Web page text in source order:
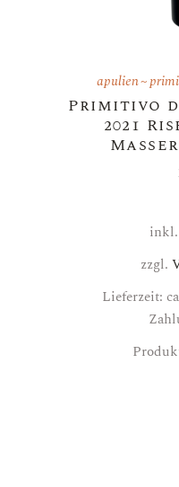
apulien
Primitivo
2021
inkl.
zzgl.
Lieferzeit: